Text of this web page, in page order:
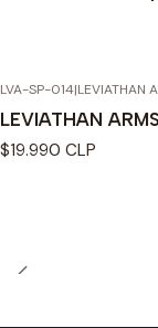
LVA-SP-014|LEVIATHAN
LEVIATHAN
$19.990 CLP